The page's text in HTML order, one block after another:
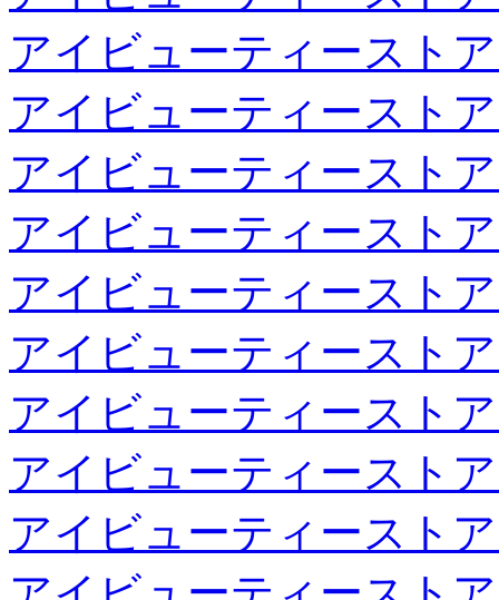
アイビューティースト
アイビューティースト
アイビューティースト
アイビューティースト
アイビューティースト
アイビューティースト
アイビューティースト
アイビューティースト
アイビューティースト